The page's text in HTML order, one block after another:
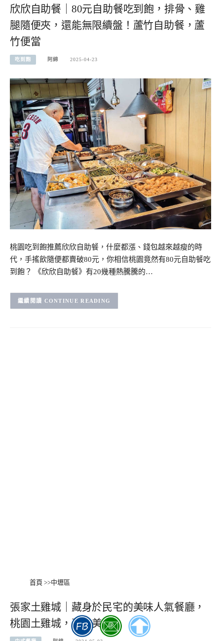
欣欣自助餐｜80元自助餐吃到飽，排骨、雞
腿隨便夾，還能無限續盤！蘆竹自助餐，蘆
竹便當
吃到飽 阿綿 2025-04-23
桃園吃到飽推薦欣欣自助餐，什麼都漲、錢包越來越瘦的時
代，手搖飲隨便都賣破80元，你相信桃園竟然有80元自助餐吃
到飽？ 《欣欣自助餐》有20幾種熱騰騰的…
CONTINUE READING
首頁 >>中壢區
張家土雞城｜藏身於民宅的美味人氣餐廳，
桃園土雞城，蘆竹美食